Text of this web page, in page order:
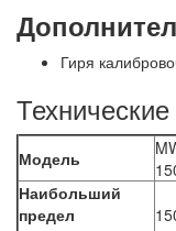
Гиря
Модель
Наибольший
предел